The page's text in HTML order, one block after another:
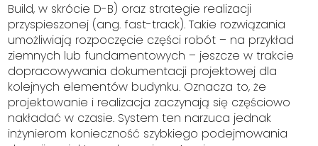
Build, w skrócie D-B) oraz strategie realizacji
przyspieszonej (ang.fast-track). Takie rozwiązania
umożliwiają rozpoczęcie części robót – na przykład
ziemnych lub fundamentowych – jeszcze w trakcie
dopracowywania dokumentacji projektowej dla
kolejnych elementów budynku. Oznacza to, że
projektowanie i realizacja zaczynają się częściowo
nakładać w czasie. System ten narzuca jednak
inżynierom konieczność szybkiego podejmowania